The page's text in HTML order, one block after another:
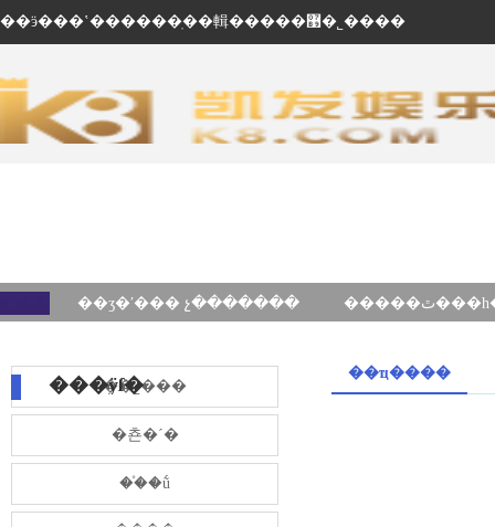
��ӭ���ʽ������ֽ��輯�����޹�˾����
��ʒ�ʹ��� չ�������
���ÿſ���˾���
�쵼�´�
��֯�ṹ
��ҵ����